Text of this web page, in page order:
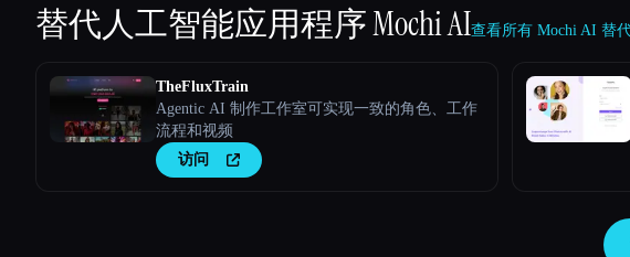
替代人工智能应用程序Mochi AI查看所有 Mochi AI 替
TheFluxTrain
Agentic AI 制作工作室可实现一致的角色、工作
流程和视频
访问